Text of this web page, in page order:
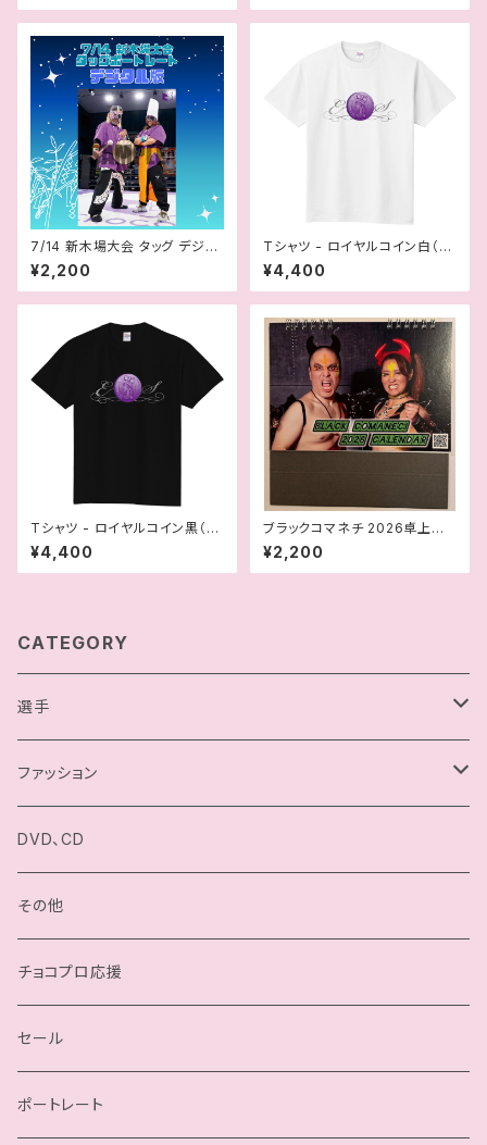
7/14 新木場大会 タッグ デジタ
ル版ポートレート
¥2,200
Tシャツ - ロイヤルコイン白（さ
くらえみ）
¥4,400
Tシャツ - ロイヤルコイン黒（さ
くらえみ）
¥4,400
ブラックコマネチ 2026卓上カ
レンダー
¥2,200
CATEGORY
選手
駿河メイ
小石川チエ
桐原季子
四ツ葉ミヤ
沙也加
瀬戸ノノカ
ファッション
チョコプロ／ChocoPro
高梨将弘／Masahiro Takanashi
我闘雲舞／Gatoh Move
DVD、CD
その他
チョコプロ応援
セール
ポートレート